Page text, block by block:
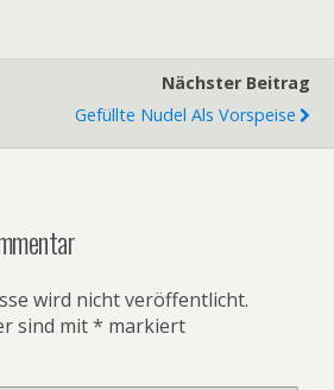
Nächster Beitrag
Gefüllte Nudel Als Vorspeise
wird nicht veröffentlicht.
sind mit* markiert